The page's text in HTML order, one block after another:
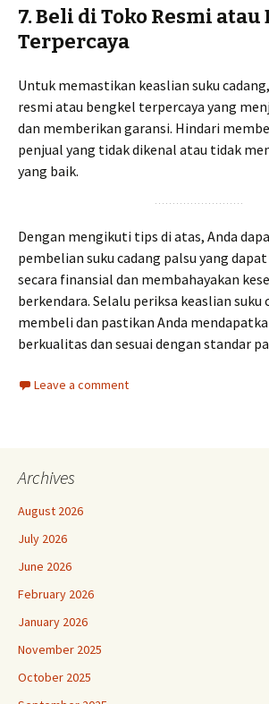
7. Beli di Toko Resmi atau
Terpercaya
Untuk memastikan keaslian suku
resmi atau bengkel terpercaya yang
dan memberikan garansi. Hindari
penjual yang tidak dikenal atau tidak
yang baik.
Dengan mengikuti tips di atas, Anda
pembelian suku cadang palsu yang
secara finansial dan membahayakan
berkendara. Selalu periksa keaslian suku
membeli dan pastikan Anda
berkualitas dan sesuai dengan standar
Leave a comment
Archives
August 2026
July 2026
June 2026
February 2026
January 2026
November 2025
October 2025